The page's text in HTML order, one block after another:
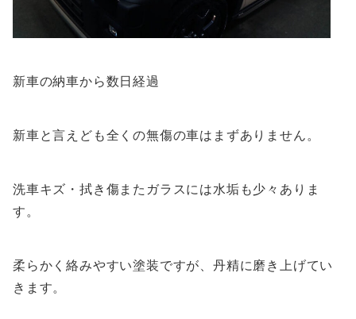
新車の納車から数日経過
新車と言えども全くの無傷の車はまずありません。
洗車キズ・拭き傷またガラスには水垢も少々ありま
す。
柔らかく絡みやすい塗装ですが、丹精に磨き上げてい
きます。